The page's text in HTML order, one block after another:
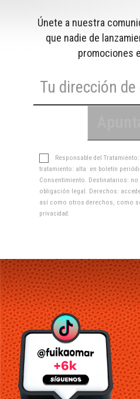
Únete a nuestra
que nadie de
promociones
Responsable del
tratamiento: alta en boletín
Consentimiento. Destinatarios:
obligación legal. Derechos:
así como otros derechos, como
privacidad.